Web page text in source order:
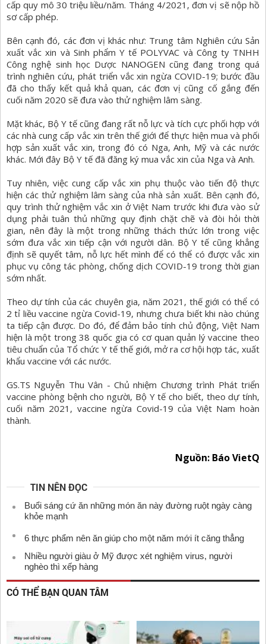
cấp quy mô 30 triệu liều/năm. Tháng 4/2021, đơn vị sẽ nộp hồ
sơ cấp phép.
Bên cạnh đó, các đơn vị khác như: Trung tâm Nghiên cứu Sản
xuất vắc xin và Sinh phẩm Y tế POLYVAC và Công ty TNHH
Công nghệ sinh học Dược NANOGEN cũng đang trong quá
trình nghiên cứu, phát triển vắc xin ngừa COVID-19; bước đầu
đã cho thấy kết quả khả quan, các đơn vị cũng cố gắng đến
cuối năm 2020 sẽ đưa vào thử nghiệm lâm sàng.
Mặt khác, Bộ Y tế cũng đang rất nỗ lực và tích cực phối hợp với
các nhà cung cấp vắc xin trên thế giới để thực hiện mua và phối
hợp sản xuất vắc xin, trong đó có Nga, Anh, Mỹ và các nước
khác. Mới đây Bộ Y tế đã đăng ký mua vắc xin của Nga và Anh.
Tuy nhiên, việc cung cấp vắc xin phụ thuộc vào tiến độ thực
hiện các thử nghiệm lâm sàng của nhà sản xuất. Bên cạnh đó,
quy trình thử nghiệm vắc xin ở Việt Nam trước khi đưa vào sử
dụng phải tuân thủ những quy định chặt chẽ và đòi hỏi thời
gian, nên đây là một trong những thách thức lớn trong việc
sớm đưa vắc xin tiếp cận với người dân. Bộ Y tế cũng khẳng
định sẽ quyết tâm, nỗ lực hết mình để có thể có được vắc xin
phục vụ công tác phòng, chống dịch COVID-19 trong thời gian
sớm nhất.
Theo dự tính của các chuyên gia, năm 2021, thế giới có thể có
2 tỉ liều vaccine ngừa Covid-19, nhưng chưa biết khi nào chúng
ta tiếp cận được. Do đó, để đảm bảo tính chủ động, Việt Nam
hiện là một trong 38 quốc gia có cơ quan quản lý vaccine theo
tiêu chuẩn của Tổ chức Y tế thế giới, mở ra cơ hội hợp tác, xuất
khẩu vaccine với các nước.
GS.TS Nguyễn Thu Vân - Chủ nhiệm Chương trình Phát triển
vaccine phòng bệnh cho người, Bộ Y tế cho biết, theo dự tính,
cuối năm 2021, vaccine ngừa Covid-19 của Việt Nam hoàn
thành.
Nguồn: Báo VietQ
TIN NÊN ĐỌC
Buổi sáng cứ ăn những món ăn này đường ruột ngày càng
khỏe mạnh
6 thực phẩm nên ăn giúp cho một năm mới ít căng thẳng
Nhiều người giàu ở Mỹ được xét nghiệm virus, người
nghèo thì xếp hàng
CÓ THỂ BẠN QUAN TÂM